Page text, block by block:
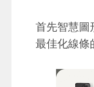
首先智慧圖
最佳化線條